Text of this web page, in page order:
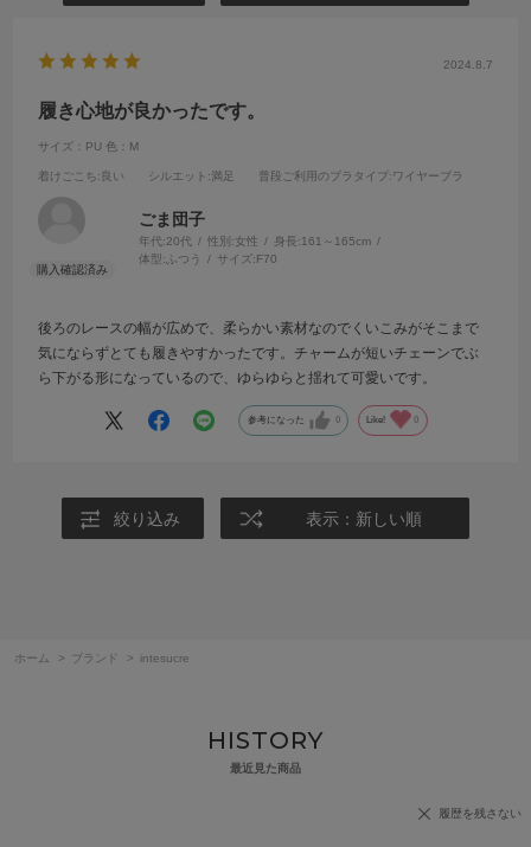
2024.8.7
履き心地が良かったです。
サイズ：PU 色：M
着けごこち:良い シルエット :満足 普段ご利用のブラタイプ :ワイヤーブラ
ごま団子
年代:20代 性別:女性 身長:161～165cm
体型: ふつう サイズ:F70
後ろのレースの幅が広めで、柔らかい素材なのでくいこみがそこまで
気にならずとても履きやすかったです。チャームが短いチェーンでぶ
ら下がる形になっているので、ゆらゆらと揺れて可愛いです。
参考になった 0 Like! 0
絞り込み 表示：新しい順
ホーム > ブランド > intesucre
HISTORY
最近見た商品
履歴を残さない